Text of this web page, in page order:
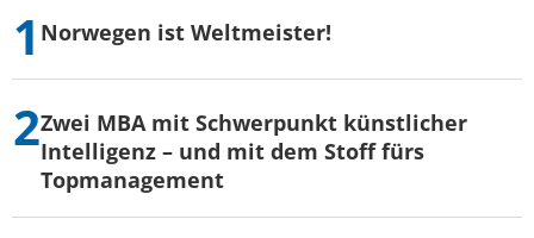
Norwegen ist Weltmeister!
Zwei MBA mit Schwerpunkt künstlicher
Intelligenz – und mit dem Stoff fürs
Topmanagement